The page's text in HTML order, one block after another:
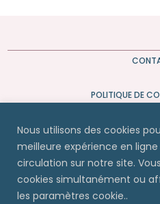
Nous utilisons des cookies
meilleure expérience en
circulation sur notre site.
cookies simultanément ou
les paramètres cookie..
POLITIQUE DE
Copyright©2021 PadMé
rights